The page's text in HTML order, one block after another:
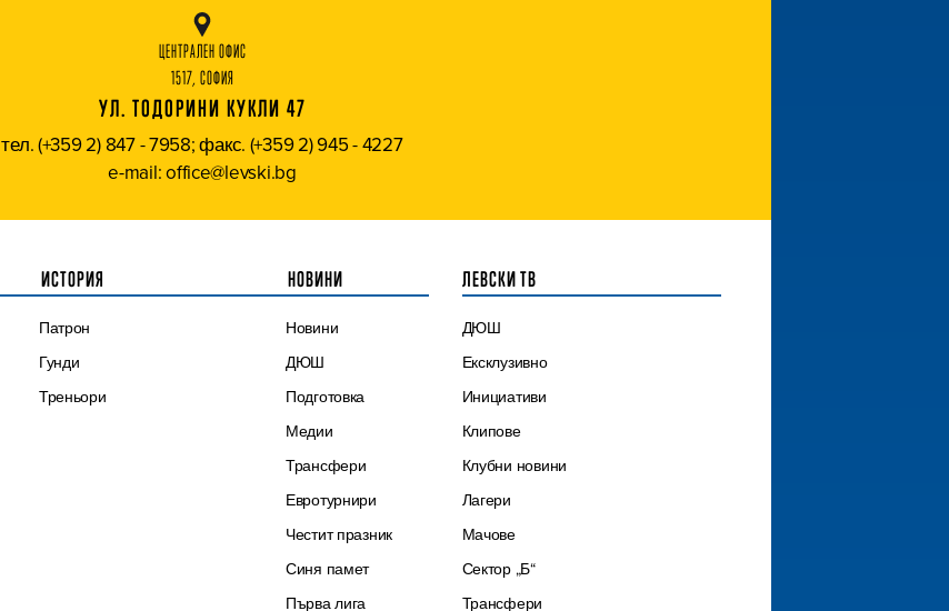
ЦЕНТРАЛЕН ОФИС
1517, СОФИЯ
УЛ. ТОДОРИНИ КУКЛИ 47
тел. (+359 2) 847 - 7958; факс. (+359 2) 945 - 4227
e-mail: office@levski.bg
ИСТОРИЯ
Патрон
Гунди
Треньори
НОВИНИ
Новини
ДЮШ
Подготовка
Медии
Трансфери
Евротурнири
Честит празник
Синя памет
Първа лига
ЛЕВСКИ ТВ
ДЮШ
Ексклузивно
Инициативи
Клипове
Клубни новини
Лагери
Мачове
Сектор „Б“
Трансфери